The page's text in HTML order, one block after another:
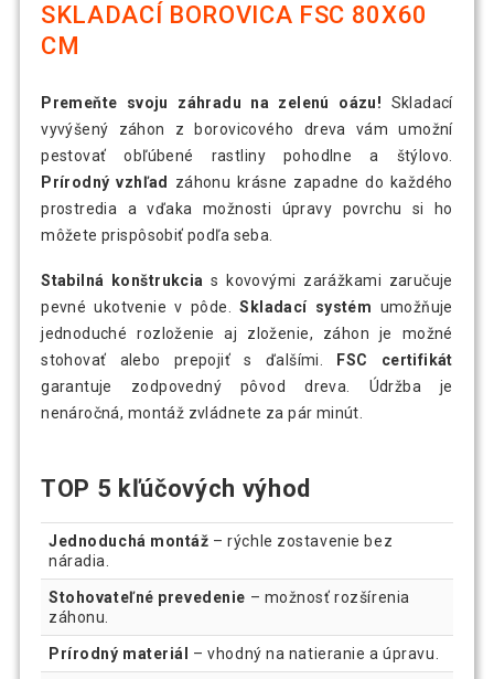
SKLADACÍ BOROVICA FSC 80X60
CM
Premeňte svoju záhradu na zelenú oázu! Skladací
vyvýšený záhon z borovicového dreva vám umožní
pestovať obľúbené rastliny pohodlne a štýlovo.
Prírodný vzhľad
záhonu krásne zapadne do každého
prostredia a vďaka možnosti úpravy povrchu si ho
môžete prispôsobiť podľa seba.
Stabilná konštrukcia s kovovými zarážkami zaručuje
pevné ukotvenie v pôde.Skladací systém umožňuje
jednoduché rozloženie aj zloženie, záhon je možné
stohovať alebo prepojiť s ďalšími.
FSC certifikát
garantuje zodpovedný pôvod dreva. Údržba je
nenáročná, montáž zvládnete za pár minút.
TOP 5 kľúčových výhod
Jednoduchá montáž – rýchle zostavenie bez
náradia.
Stohovateľné prevedenie – možnosť rozšírenia
záhonu.
Prírodný materiál – vhodný na natieranie a úpravu.